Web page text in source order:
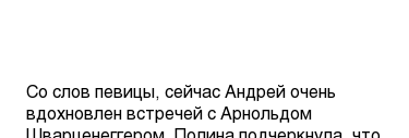
Со слов певицы, сейчас Андрей очень
вдохновлен встречей с Арнольдом